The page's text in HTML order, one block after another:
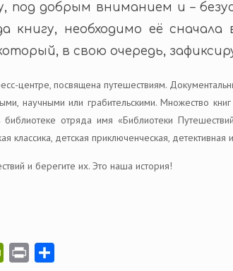
под добрым вниманием и –
книгу, необходимо её
в свою очередь,
центре, посвящена путешествиям.
научными или грабительскими. Множество
отряда имя «Библиотеки
классика, детская приключенческая, детективная
и берегите их. Это наша история!
PrintFriendly
Print